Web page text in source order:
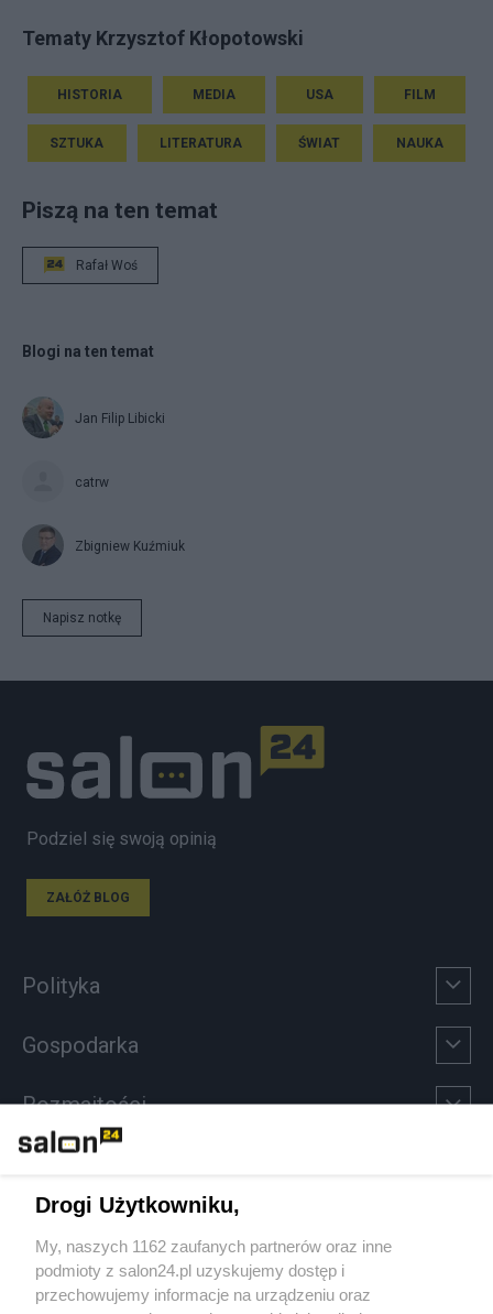
Tematy Krzysztof Kłopotowski
HISTORIA MEDIA USA FILM
SZTUKA LITERATURA ŚWIAT NAUKA
Piszą na ten temat
Rafał Woś
Blogi na ten temat
Jan Filip Libicki
catrw
Zbigniew Kuźmiuk
Napisz notkę
Podziel się swoją opinią
ZAŁÓŻ BLOG
Polityka
Gospodarka
Rozmaitości
Sport
Społeczeństwo
Drogi Użytkowniku,
My, naszych 1162 zaufanych partnerów oraz inne
podmioty z salon24.pl uzyskujemy dostęp i
przechowujemy informacje na urządzeniu oraz